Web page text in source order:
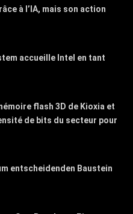
à l’IA, mais son action
accueille Intel en tant
flash 3D de Kioxia et
de bits du secteur pour
entscheidenden Baustein